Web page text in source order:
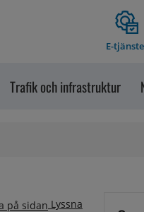
E-
Trafik och infrastruktur
Lyssna